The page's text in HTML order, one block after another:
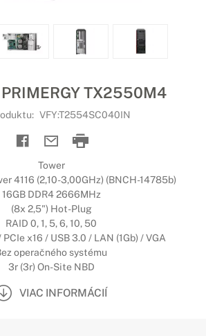
PRIMERGY TX2550M4
VFY:T2554SC040IN
Tower
4116 (2,10-3,00GHz) (BNCH-14785b)
16GB DDR4 2666MHz
(8x 2,5") Hot-Plug
RAID 0, 1, 5, 6, 10, 50
x16 / USB 3.0 / LAN (1Gb) / VGA
operačného systému
3r (3r) On-Site NBD
VIAC INFORMÁCIÍ